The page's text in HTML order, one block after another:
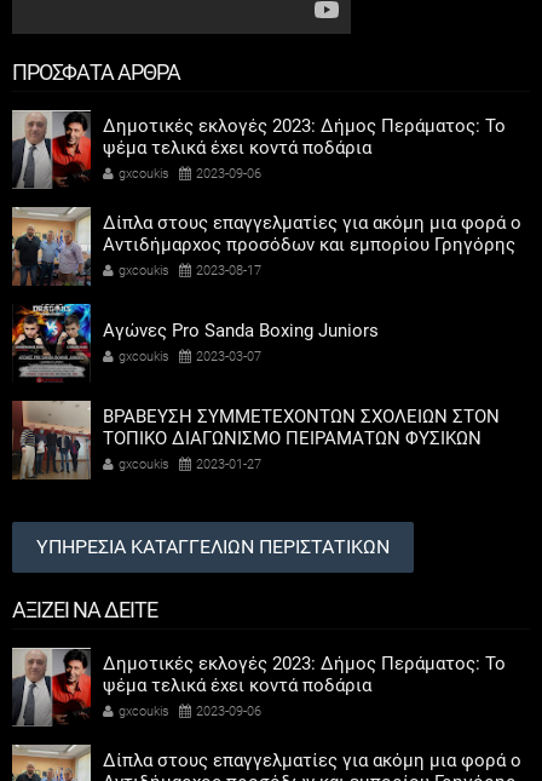
ΠΡΟΣΦΑΤΑ ΑΡΘΡΑ
Δημοτικές εκλογές 2023: Δήμος Περάματος: Το
ψέμα τελικά έχει κοντά ποδάρια
gxcoukis 2023-09-06
Δίπλα στους επαγγελματίες για ακόμη μια φορά ο
Αντιδήμαρχος προσόδων και εμπορίου Γρηγόρης
Καψοκόλης
gxcoukis 2023-08-17
Αγώνες Pro Sanda Boxing Juniors
gxcoukis 2023-03-07
ΒΡΑΒΕΥΣΗ ΣΥΜΜΕΤΕΧΟΝΤΩΝ ΣΧΟΛΕΙΩΝ ΣΤΟΝ
ΤΟΠΙΚΟ ΔΙΑΓΩΝΙΣΜΟ ΠΕΙΡΑΜΑΤΩΝ ΦΥΣΙΚΩΝ
ΕΠΙΣΤΗΜΩΝ
gxcoukis 2023-01-27
ΥΠΗΡΕΣΙΑ ΚΑΤΑΓΓΕΛΙΩΝ ΠΕΡΙΣΤΑΤΙΚΩΝ
ΑΞΙΖΕΙ ΝΑ ΔΕΙΤΕ
Δημοτικές εκλογές 2023: Δήμος Περάματος: Το
ψέμα τελικά έχει κοντά ποδάρια
gxcoukis 2023-09-06
Δίπλα στους επαγγελματίες για ακόμη μια φορά ο